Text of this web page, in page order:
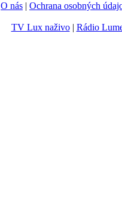
O nás | Ochrana osobných
TV Lux naživo| Rádio